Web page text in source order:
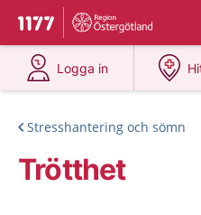
Till startsidan för 1177
Du har valt region
Logga in
på 1177.se
Stresshantering och sömn
Trötthet